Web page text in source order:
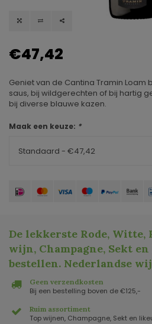
€47,42
Geniet van de Cantina Tramin
saus, bij wildgerechten of bij hartig
bij diverse blauwe kazen.
Maak een keuze: *
Standaard - €47,42
De lekkerste Rode, Witte,
wijn, Champagne, Sekt
bestellen. Nederlandse
Geen verzendkosten
Bij een bestelling boven de €125,-
Ruim assortiment
Top wijnen, Champagne, Sekt en